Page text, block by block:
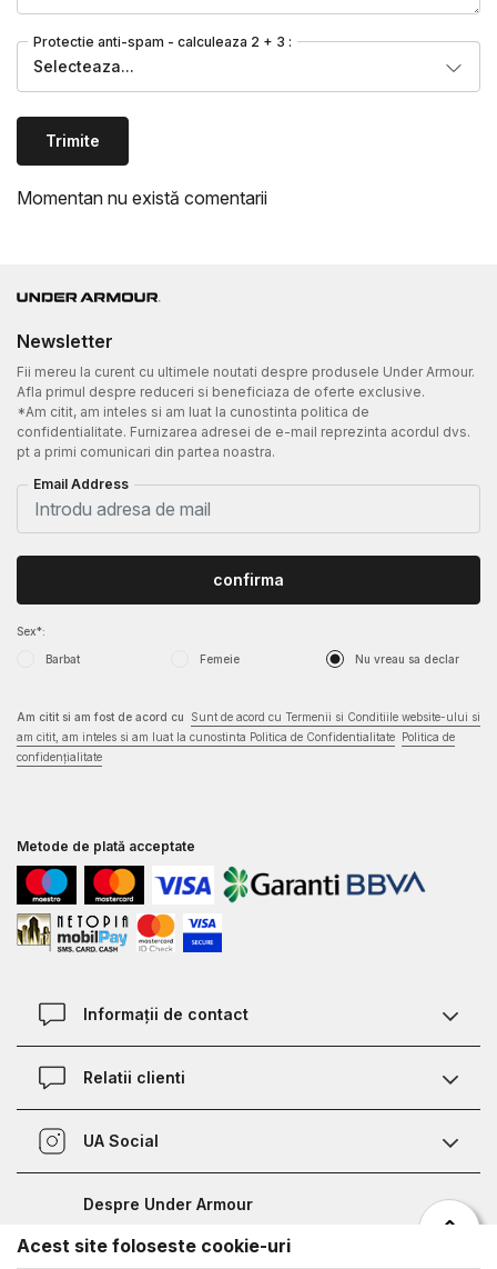
Protectie anti-spam - calculeaza 2 + 3 :
Selecteaza...
Trimite
Momentan nu există comentarii
Newsletter
Fii mereu la curent cu ultimele noutati despre produsele Under Armour.
Afla primul despre reduceri si beneficiaza de oferte exclusive.
*Am citit, am inteles si am luat la cunostinta politica de
confidentialitate. Furnizarea adresei de e-mail reprezinta acordul dvs.
pt a primi comunicari din partea noastra.
Email Address
Sex*:
Barbat Femeie Nu vreau sa declar
confirma
Am citit si am fost de acord cu
Sunt de acord cu Termenii si Conditiile website-ului si
am citit, am inteles si am luat la cunostinta Politica de Confidentialitate
Politica de
confidențialitate
Metode de plată acceptate
Informații de contact
Contact
Defineste marimea
Nota de informare prelucrare date competitii sportive
Relatii clienti
Termeni si conditii
Certificat garantie incaltaminte
UA Social
Despre Under Armour
Despre noi
Acest site foloseste cookie-uri